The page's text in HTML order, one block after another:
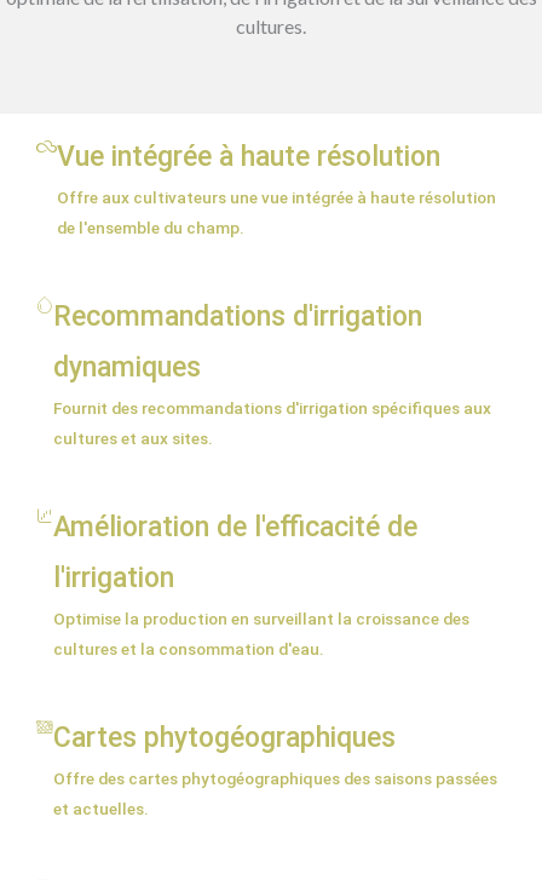
cultures.
Vue intégrée à haute résolution
Offre aux cultivateurs une vue intégrée à haute résolution
de l'ensemble du champ.
Recommandations d'irrigation
dynamiques
Fournit des recommandations d'irrigation spécifiques aux
cultures et aux sites.
Amélioration de l'efficacité de
l'irrigation
Optimise la production en surveillant la croissance des
cultures et la consommation d'eau.
Cartes phytogéographiques
Offre des cartes phytogéographiques des saisons passées
et actuelles.